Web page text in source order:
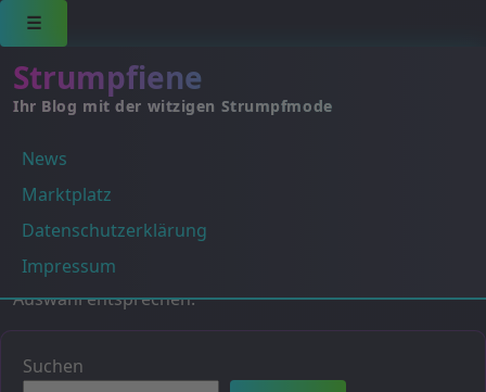
☰
Strumpfiene
Ihr Blog mit der witzigen Strumpfmode
News
Marktplatz
Datenschutzerklärung
Impressum
lieferbar - in 8-10
Werktagen bei dir
Es wurden keine Produkte gefunden, die deiner
Auswahl entsprechen.
Suchen